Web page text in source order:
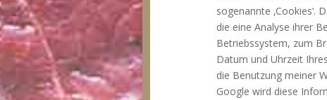
sogenannte
die eine Analyse ihrer
Betriebssystem, zum
Datum und Uhrzeit
die Benutzung meiner
Google wird diese